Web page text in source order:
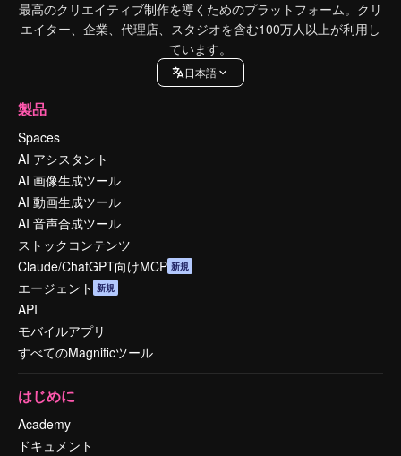
最高のクリエイティブ制作を導くためのプラットフォーム。クリ
エイター、企業、代理店、スタジオを含む100万人以上が利用し
ています。
日本語
製品
Spaces
AI アシスタント
AI 画像生成ツール
AI 動画生成ツール
AI 音声合成ツール
ストックコンテンツ
Claude/ChatGPT向けMCP 新規
エージェント 新規
API
モバイルアプリ
すべてのMagnificツール
はじめに
Academy
ドキュメント